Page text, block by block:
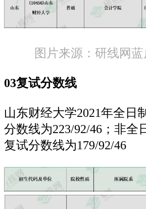
图片来源：研线网
03复试分数线
山东财经大学2021年全日
分数线为223/92/46；非全
复试分数线为179/92/46